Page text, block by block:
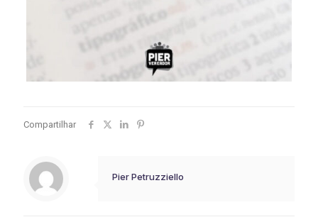
Compartilhar
Pier Petruzziello